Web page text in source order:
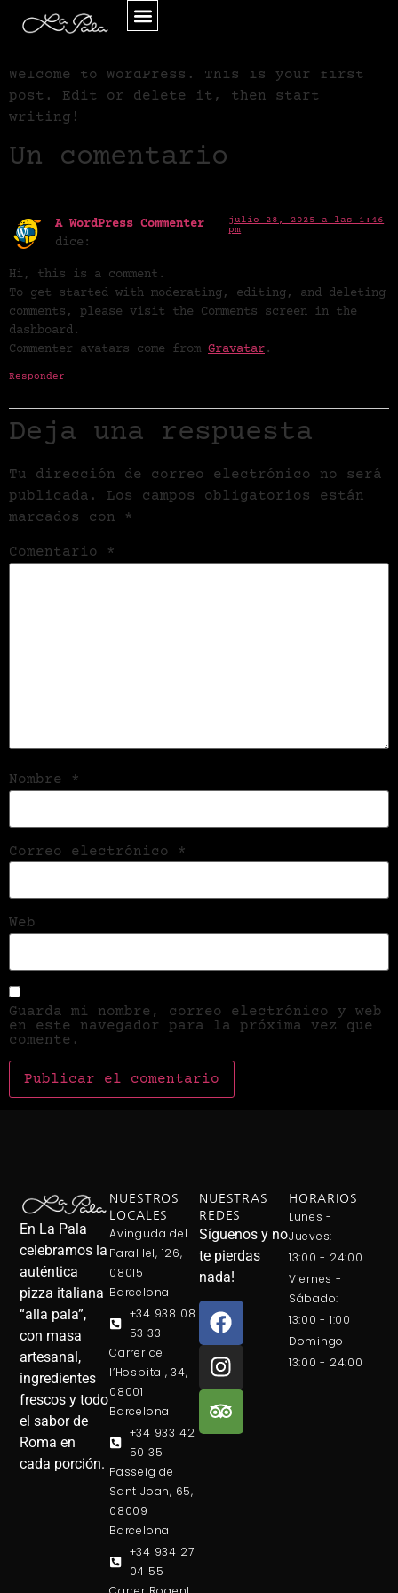
Hello world!
Welcome to WordPress. This is your first
post. Edit or delete it, then start
writing!
Un comentario
A WordPress Commenter
dice:
julio 28, 2025 a las 1:46
pm
Hi, this is a comment.
To get started with moderating, editing, and deleting
comments, please visit the Comments screen in the
dashboard.
Commenter avatars come from Gravatar.
Responder
Deja una respuesta
Tu dirección de correo electrónico no será
publicada.
Los campos obligatorios están
marcados con
*
Comentario *
Nombre *
Correo electrónico *
Web
Guarda mi nombre, correo electrónico y web
en este navegador para la próxima vez que
comente.
En La Pala
celebramos la
auténtica
pizza italiana
“alla pala”,
con masa
artesanal,
ingredientes
frescos y todo
el sabor de
Roma en
cada porción.
NUESTROS
LOCALES
Avinguda del
Paral·lel, 126,
08015
Barcelona
+34 938 08
53 33
Carrer de
l’Hospital, 34,
08001
Barcelona
+34 933 42
50 35
Passeig de
Sant Joan, 65,
08009
Barcelona
+34 934 27
04 55
NUESTRAS
REDES
Síguenos y no
te pierdas
nada!
HORARIOS
Lunes -
Jueves:
13:00 - 24:00
Viernes -
Sábado:
13:00 - 1:00
Domingo
13:00 - 24:00